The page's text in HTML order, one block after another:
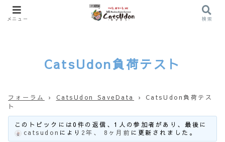
CatsUdon負荷テスト
フォーラム › CatsUdon SaveData ›
CatsUdon負荷テス
ト
このトピックには0件の返信、1人の参加者があり、最後に
catsudon により 2年、 8ヶ月前 に更新されました。
メニュー 検索